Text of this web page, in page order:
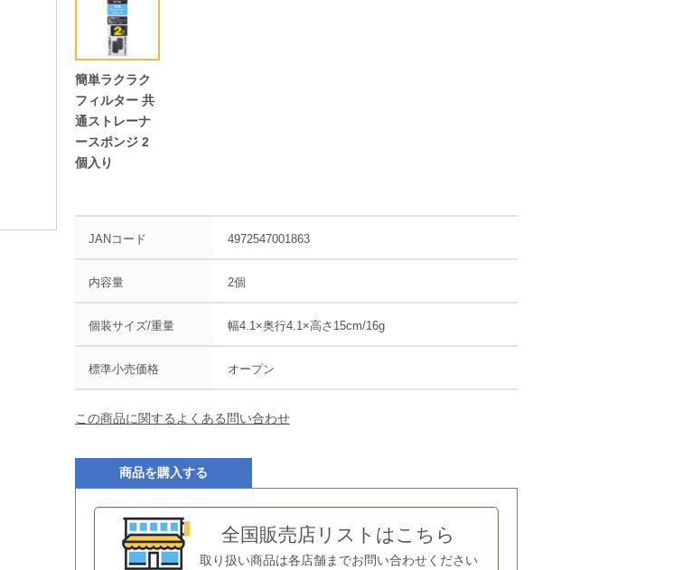
簡単ラクラク
フィルター 共
通ストレーナ
ースポンジ 2
個入り
JANコード 4972547001863
内容量 2個
個装サイズ/重量 幅4.1×奥行4.1×高さ15cm/16g
標準小売価格 オープン
この商品に関するよくある問い合わせ
商品を購入する
全国販売店リストはこちら
取り扱い商品は各店舗までお問い合わせください